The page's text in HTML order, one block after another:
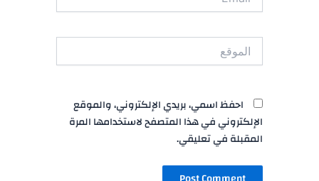
الموقع
احفظ اسمي، بريدي الإلكتروني، والموقع
الإلكتروني في هذا المتصفح لاستخدامها المرة
المقبلة في تعليقي.